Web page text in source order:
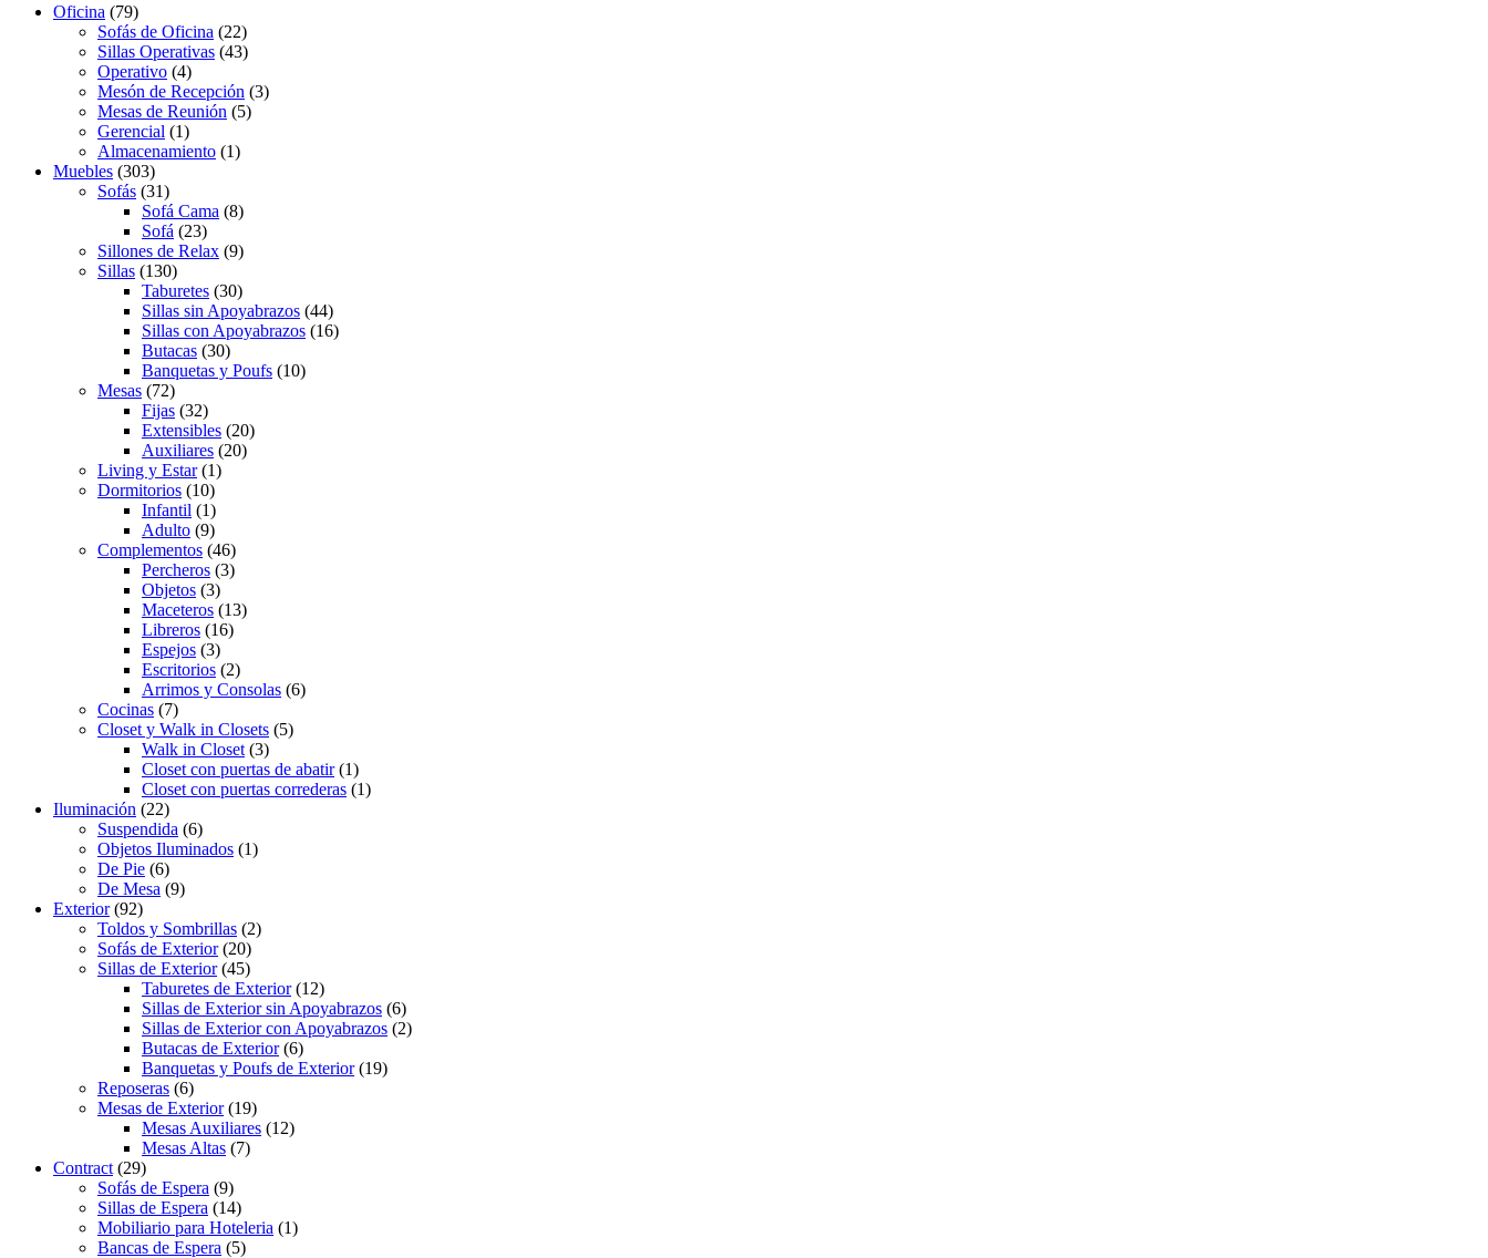
Oficina (79)
Sofás de Oficina (22)
Sillas Operativas (43)
Operativo (4)
Mesón de Recepción (3)
Mesas de Reunión (5)
Gerencial (1)
Almacenamiento (1)
Muebles (303)
Sofás (31)
Sofá Cama (8)
Sofá (23)
Sillones de Relax (9)
Sillas (130)
Taburetes (30)
Sillas sin Apoyabrazos (44)
Sillas con Apoyabrazos (16)
Butacas (30)
Banquetas y Poufs (10)
Mesas (72)
Fijas (32)
Extensibles (20)
Auxiliares (20)
Living y Estar(1)
Dormitorios (10)
Infantil (1)
Adulto (9)
Complementos (46)
Percheros (3)
Objetos (3)
Maceteros (13)
Libreros (16)
Espejos (3)
Escritorios (2)
Arrimos y Consolas (6)
Cocinas (7)
Closet y Walk in Closets (5)
Walk in Closet (3)
Closet con puertas de abatir(1)
Closet con puertas correderas (1)
Iluminación (22)
Suspendida (6)
Objetos Iluminados (1)
De Pie (6)
De Mesa (9)
Exterior(92)
Toldos y Sombrillas (2)
Sofás de Exterior(20)
Sillas de Exterior(45)
Taburetes de Exterior(12)
Sillas de Exterior sin Apoyabrazos (6)
Sillas de Exterior con Apoyabrazos (2)
Butacas de Exterior(6)
Banquetas y Poufs de Exterior(19)
Reposeras (6)
Mesas de Exterior(19)
Mesas Auxiliares (12)
Mesas Altas (7)
Contract (29)
Sofás de Espera (9)
Sillas de Espera (14)
Mobiliario para Hoteleria (1)
Bancas de Espera (5)